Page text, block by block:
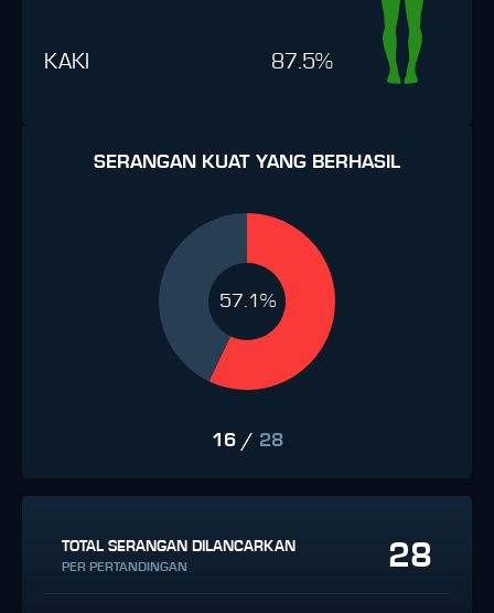
KAKI 87.5%
SERANGAN KUAT YANG BERHASIL
57.1%
16/ 28
TOTAL SERANGAN DILANCARKAN
PER PERTANDINGAN 28